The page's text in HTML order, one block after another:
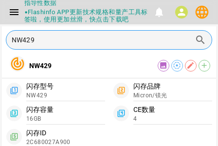
menu
指导性数据
▪Flashinfo APP更新技术规格和量产工具标
签啦，使用更加丝滑，快点击下载吧
▪Flashinfo提供的所有数据仅供参考，DIY
本来就有不确定性，任何第三方工具提供的
一定可信的，因为数据都可以改，一定要有
▪如果发现数据有错误，或者存在误导，欢
迎积极反馈，Flashinfo尽量维护最正确的
指导性数据
▪Flashinfo APP更新技术规格和量产工具标
签啦，使用更加丝滑，快点击下载吧
notifications person language
search
track_changes NW429 image filter_tilt_shift edit add
filter_1
闪存型号
NW429
filter_2
闪存品牌
Micron/镁光
filter_3
闪存容量
16GB
filter_4
CE数量
4
filter_5
闪存ID
2C680027A900